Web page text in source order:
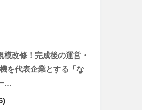
改修！完成後の運営・
を代表企業とする「な
…